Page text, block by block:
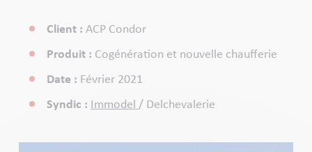
Client : ACP Condor
Produit : Cogénération et nouvelle chaufferie
Date : Février 2021
Syndic : Immodel / Delchevalerie